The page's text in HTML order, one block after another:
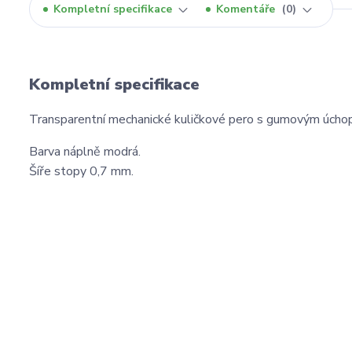
Kompletní specifikace Komentáře 0
Kompletní specifikace
Transparentní mechanické kuličkové pero s gumovým
Barva náplně modrá.
Šíře stopy 0,7 mm.